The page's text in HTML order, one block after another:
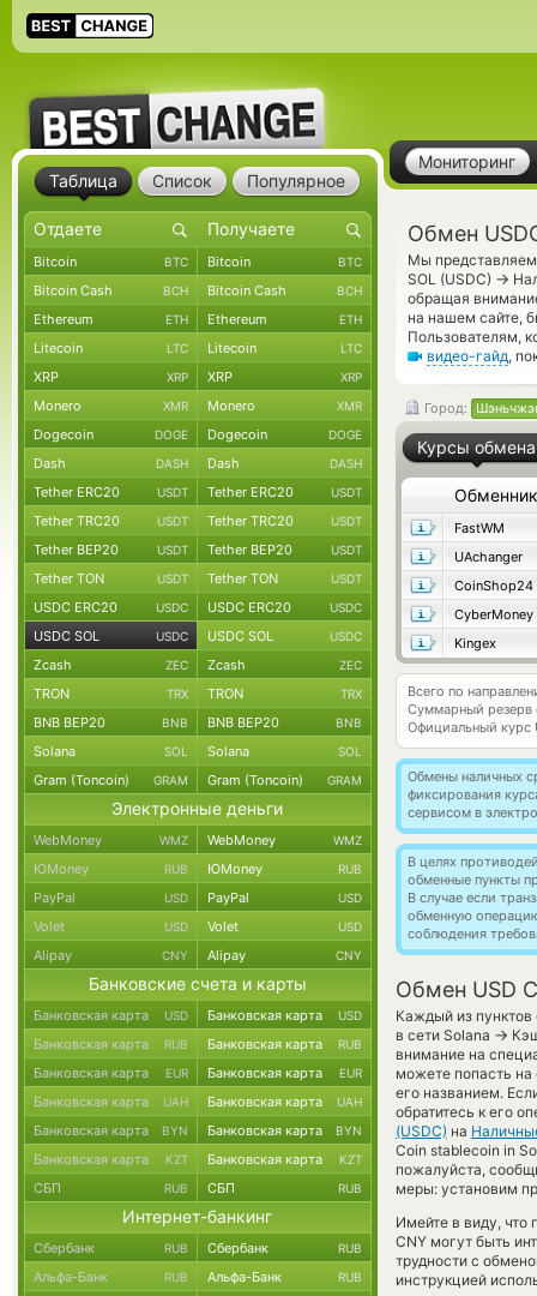
Мониторинг
Обмен
Мы представляем
SOL (USDC) →
обращая
на нашем сайте,
Пользователям,
видео-гайд,
Город:
Курсы обмена
Обменник
FastWM
UAchanger
CoinShop24
CyberMoney
Kingex
Всего по
Суммарный резерв
Официальный курс
Обмены наличных
фиксирования
сервисом в
В целях
обменные пункты
В случае если
обменную
соблюдения
Обмен USD
Каждый из пунктов
в сети Solana →
внимание на
можете попасть
его названием.
обратитесь к его
(USDC) на
Coin stablecoin in
пожалуйста,
меры: установим
Имейте в виду, что
CNY могут быть
трудности с
инструкцией
Таблица Список Популярное
Bitcoin BTC Bitcoin BTC
Bitcoin Cash BCH Bitcoin Cash BCH
Ethereum ETH Ethereum ETH
Litecoin LTC Litecoin LTC
XRP XRP XRP XRP
Monero XMR Monero XMR
Dogecoin DOGE Dogecoin DOGE
Dash DASH Dash DASH
Tether ERC20 USDT Tether ERC20 USDT
Tether TRC20 USDT Tether TRC20 USDT
Tether BEP20 USDT Tether BEP20 USDT
Tether TON USDT Tether TON USDT
USDC ERC20 USDC USDC ERC20 USDC
USDC SOL USDC USDC SOL USDC
Zcash ZEC Zcash ZEC
TRON TRX TRON TRX
BNB BEP20 BNB BNB BEP20 BNB
Solana SOL Solana SOL
Gram (Toncoin) GRAM Gram (Toncoin) GRAM
Электронные деньги
WebMoney WMZ WebMoney WMZ
ЮMoney RUB ЮMoney RUB
PayPal USD PayPal USD
Volet USD Volet USD
Alipay CNY Alipay CNY
Банковские счета и карты
Банковская карта USD Банковская карта USD
Банковская карта RUB Банковская карта RUB
Банковская карта EUR Банковская карта EUR
Банковская карта UAH Банковская карта UAH
Банковская карта BYN Банковская карта BYN
Банковская карта KZT Банковская карта KZT
СБП RUB СБП RUB
Интернет-банкинг
Сбербанк RUB Сбербанк RUB
Альфа-Банк RUB Альфа-Банк RUB